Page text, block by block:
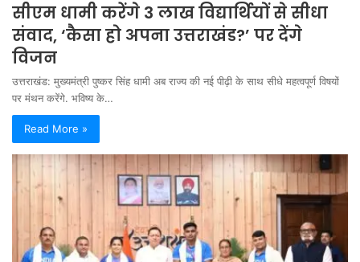
सीएम धामी करेंगे 3 लाख विद्यार्थियों से सीधा
संवाद, ‘कैसा हो अपना उत्तराखंड?’ पर देंगे
विजन
उत्तराखंड: मुख्यमंत्री पुष्कर सिंह धामी अब राज्य की नई पीढ़ी के साथ सीधे महत्वपूर्ण विषयों
पर मंथन करेंगे. भविष्य के…
Read More »